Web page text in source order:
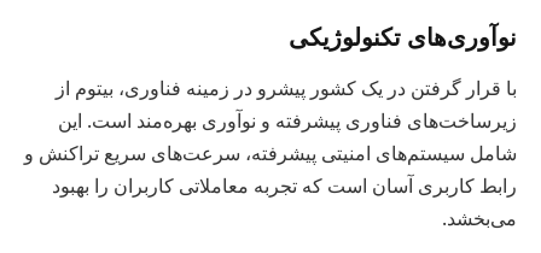
نوآوری‌های تکنولوژیکی
با قرار گرفتن در یک کشور پیشرو در زمینه فناوری، بیتوم از
زیرساخت‌های فناوری پیشرفته و نوآوری بهره‌مند است. این
شامل سیستم‌های امنیتی پیشرفته، سرعت‌های سریع تراکنش و
رابط کاربری آسان است که تجربه معاملاتی کاربران را بهبود
می‌بخشد.